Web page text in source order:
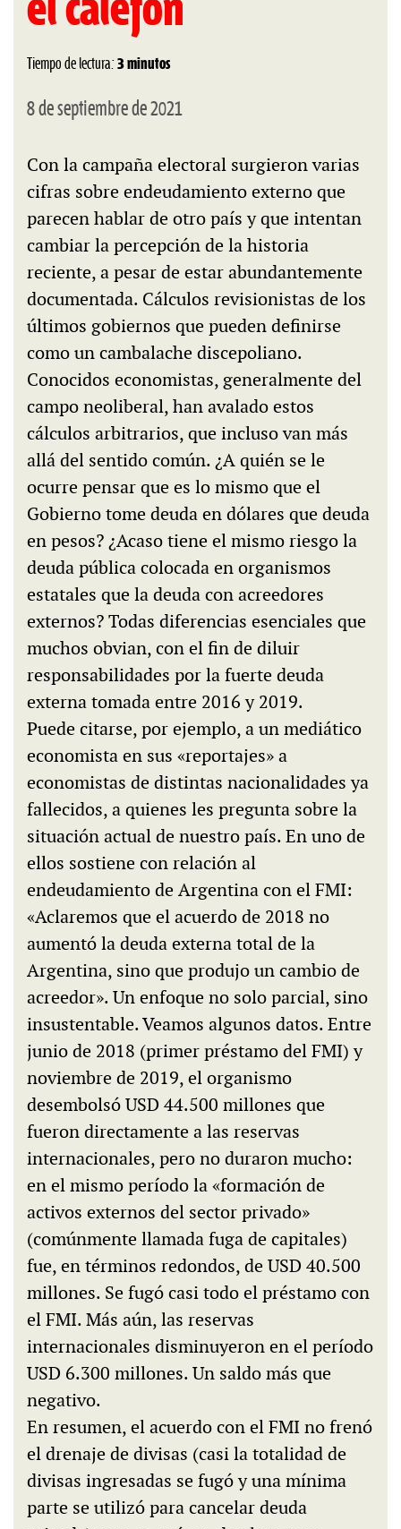
el calefón
Tiempo de lectura: 3 minutos
8 de septiembre de 2021
Con la campaña electoral surgieron varias
cifras sobre endeudamiento externo que
parecen hablar de otro país y que intentan
cambiar la percepción de la historia
reciente, a pesar de estar abundantemente
documentada. Cálculos revisionistas de los
últimos gobiernos que pueden definirse
como un cambalache discepoliano.
Conocidos economistas, generalmente del
campo neoliberal, han avalado estos
cálculos arbitrarios, que incluso van más
allá del sentido común. ¿A quién se le
ocurre pensar que es lo mismo que el
Gobierno tome deuda en dólares que deuda
en pesos? ¿Acaso tiene el mismo riesgo la
deuda pública colocada en organismos
estatales que la deuda con acreedores
externos? Todas diferencias esenciales que
muchos obvian, con el fin de diluir
responsabilidades por la fuerte deuda
externa tomada entre 2016 y 2019.
Puede citarse, por ejemplo, a un mediático
economista en sus «reportajes» a
economistas de distintas nacionalidades ya
fallecidos, a quienes les pregunta sobre la
situación actual de nuestro país. En uno de
ellos sostiene con relación al
endeudamiento de Argentina con el FMI:
«Aclaremos que el acuerdo de 2018 no
aumentó la deuda externa total de la
Argentina, sino que produjo un cambio de
acreedor». Un enfoque no solo parcial, sino
insustentable. Veamos algunos datos. Entre
junio de 2018 (primer préstamo del FMI) y
noviembre de 2019, el organismo
desembolsó USD 44.500 millones que
fueron directamente a las reservas
internacionales, pero no duraron mucho:
en el mismo período la «formación de
activos externos del sector privado»
(comúnmente llamada fuga de capitales)
fue, en términos redondos, de USD 40.500
millones. Se fugó casi todo el préstamo con
el FMI. Más aún, las reservas
internacionales disminuyeron en el período
USD 6.300 millones. Un saldo más que
negativo.
En resumen, el acuerdo con el FMI no frenó
el drenaje de divisas (casi la totalidad de
divisas ingresadas se fugó y una mínima
parte se utilizó para cancelar deuda